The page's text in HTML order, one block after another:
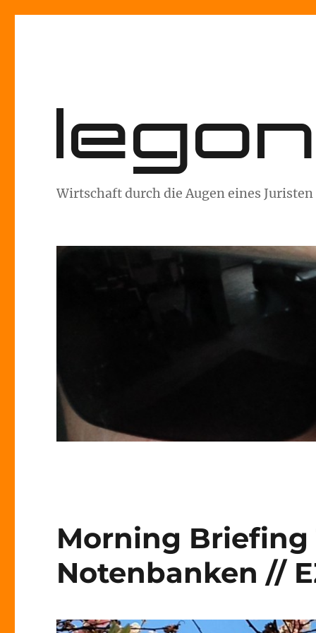
Wirtschaft durch die Augen eines Juristen
Morning Briefing
Notenbanken //